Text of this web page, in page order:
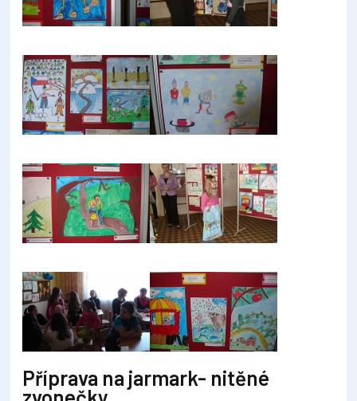
Příprava na jarmark- nitěné